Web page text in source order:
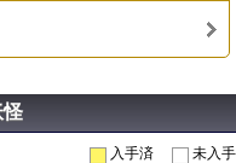
怪
入手済 未入手